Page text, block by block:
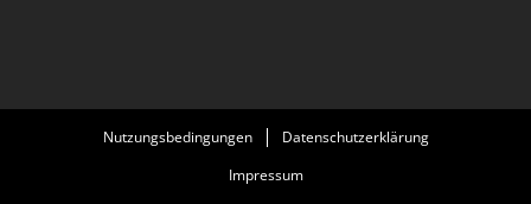
Nutzungsbedingungen
Datenschutzerklärung
Impressum